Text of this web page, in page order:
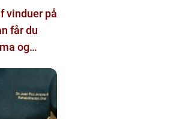
vinduer på
får du
og